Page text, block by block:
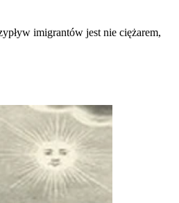
imigrantów jest nie ciężarem,